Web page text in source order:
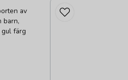
av
barn,
färg